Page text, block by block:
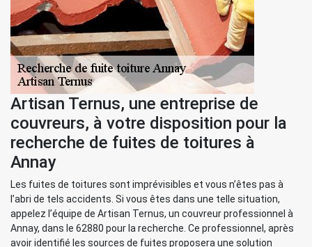
Artisan Ternus, une entreprise de
couvreurs, à votre disposition pour la
recherche de fuites de toitures à
Annay
Les fuites de toitures sont imprévisibles et vous n’êtes pas à
l’abri de tels accidents. Si vous êtes dans une telle situation,
appelez l’équipe de Artisan Ternus, un couvreur professionnel à
Annay, dans le 62880 pour la recherche. Ce professionnel, après
avoir identifié les sources de fuites proposera une solution